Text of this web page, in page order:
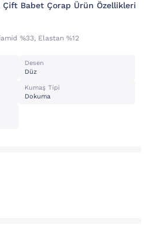
Çift Babet Çorap Ürün Özellikleri
%33, Elastan %12
Desen
Düz
Kumaş Tipi
Dokuma